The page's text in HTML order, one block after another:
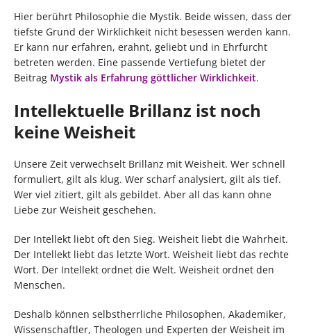
Hier berührt Philosophie die Mystik. Beide wissen, dass der
tiefste Grund der Wirklichkeit nicht besessen werden kann.
Er kann nur erfahren, erahnt, geliebt und in Ehrfurcht
betreten werden. Eine passende Vertiefung bietet der
Beitrag Mystik als Erfahrung göttlicher Wirklichkeit.
Intellektuelle Brillanz ist noch
keine Weisheit
Unsere Zeit verwechselt Brillanz mit Weisheit. Wer schnell
formuliert, gilt als klug. Wer scharf analysiert, gilt als tief.
Wer viel zitiert, gilt als gebildet. Aber all das kann ohne
Liebe zur Weisheit geschehen.
Der Intellekt liebt oft den Sieg. Weisheit liebt die Wahrheit.
Der Intellekt liebt das letzte Wort. Weisheit liebt das rechte
Wort. Der Intellekt ordnet die Welt. Weisheit ordnet den
Menschen.
Deshalb können selbstherrliche Philosophen, Akademiker,
Wissenschaftler, Theologen und Experten der Weisheit im